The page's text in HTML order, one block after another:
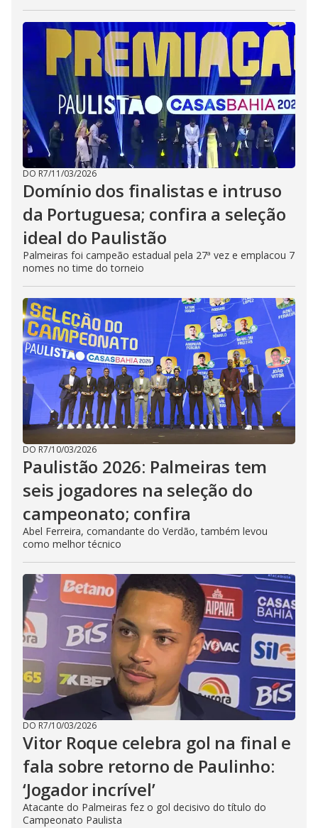
DO R7/11/03/2026
Domínio dos finalistas e intruso
da Portuguesa; confira a seleção
ideal do Paulistão
Palmeiras foi campeão estadual pela 27ª vez e emplacou 7
nomes no time do torneio
DO R7/10/03/2026
Paulistão 2026: Palmeiras tem
seis jogadores na seleção do
campeonato; confira
Abel Ferreira, comandante do Verdão, também levou
como melhor técnico
DO R7/10/03/2026
Vitor Roque celebra gol na final e
fala sobre retorno de Paulinho:
‘Jogador incrível’
Atacante do Palmeiras fez o gol decisivo do título do
Campeonato Paulista